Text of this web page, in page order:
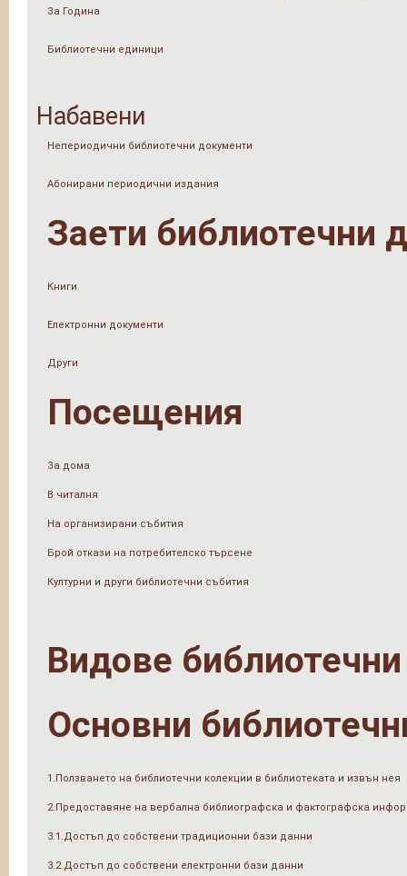
За Година
Библиотечни единици
Набавени
Непериодични библиотечни документи
Абонирани периодични издания
Заети библиотечни
Книги
Електронни документи
Други
Посещения
За дома
В читалня
На организирани събития
Брой откази на потребителско търсене
Културни и други библиотечни събития
Видове библиотечни
Основни
1.Ползването на библиотечни колекции в библиотеката и извън нея
2.Предоставяне на вербална библиографска и фактографска
3.1.Достъп до собствени традиционни бази данни
3.2.Достъп до собствени електронни бази данни